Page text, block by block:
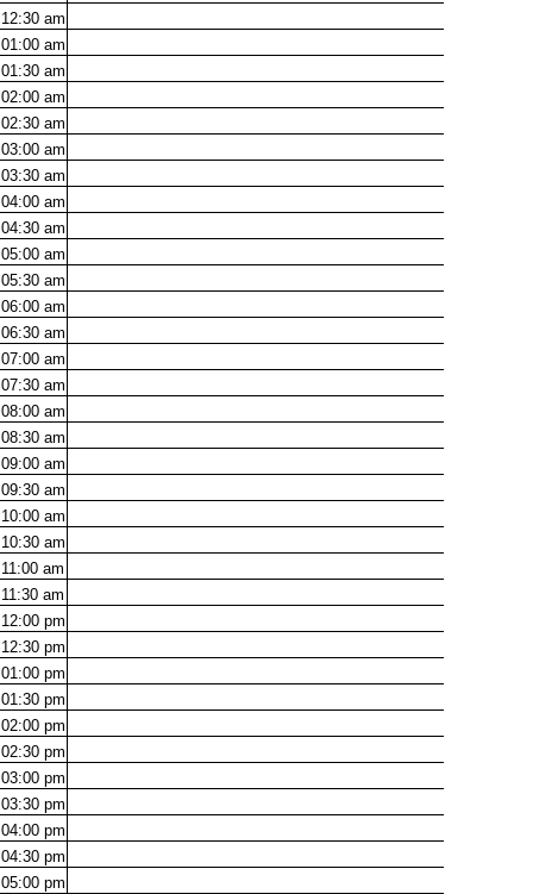
12:30 am
01:00 am
01:30 am
02:00 am
02:30 am
03:00 am
03:30 am
04:00 am
04:30 am
05:00 am
05:30 am
06:00 am
06:30 am
07:00 am
07:30 am
08:00 am
08:30 am
09:00 am
09:30 am
10:00 am
10:30 am
11:00 am
11:30 am
12:00 pm
12:30 pm
01:00 pm
01:30 pm
02:00 pm
02:30 pm
03:00 pm
03:30 pm
04:00 pm
04:30 pm
05:00 pm